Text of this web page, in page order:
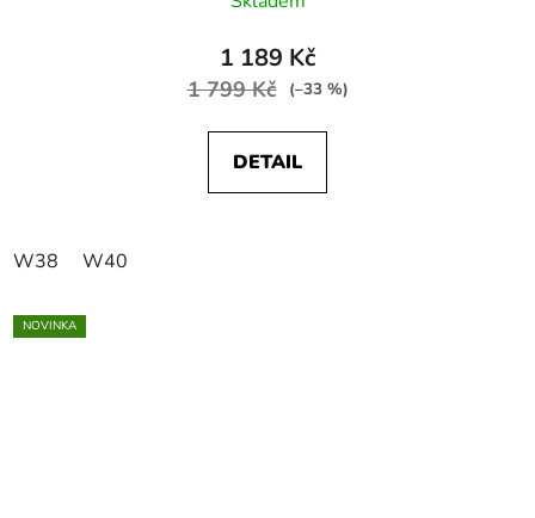
1 189 Kč
1 799 Kč (–33 %)
DETAIL
W38 W40
NOVINKA